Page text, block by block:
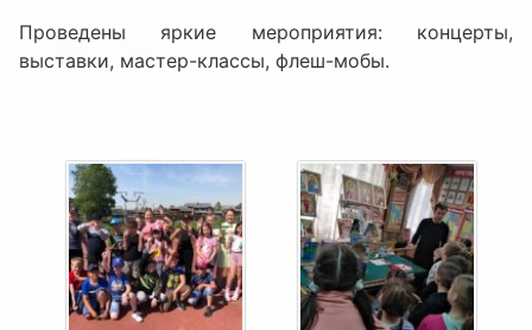
Проведены яркие мероприятия: концерты,
выставки, мастер-классы, флеш-мобы.